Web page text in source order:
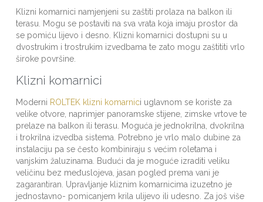
Klizni komarnici namjenjeni su zaštiti prolaza na balkon ili
terasu. Mogu se postaviti na sva vrata koja imaju prostor da
se pomiću lijevo i desno. Klizni komarnici dostupni su u
dvostrukim i trostrukim izvedbama te zato mogu zaštititi vrlo
široke površine.
Klizni komarnici
Moderni ROLTEK klizni komarnici uglavnom se koriste za
velike otvore, naprimjer panoramske stijene, zimske vrtove te
prelaze na balkon ili terasu. Moguća je jednokrilna, dvokrilna
i trokrilna izvedba sistema. Potrebno je vrlo malo dubine za
instalaciju pa se često kombiniraju s većim roletama i
vanjskim žaluzinama. Budući da je moguće izraditi veliku
veličinu bez međuslojeva, jasan pogled prema vani je
zagarantiran. Upravljanje kliznim komarnicima izuzetno je
jednostavno- pomicanjem krila ulijevo ili udesno. Za još više